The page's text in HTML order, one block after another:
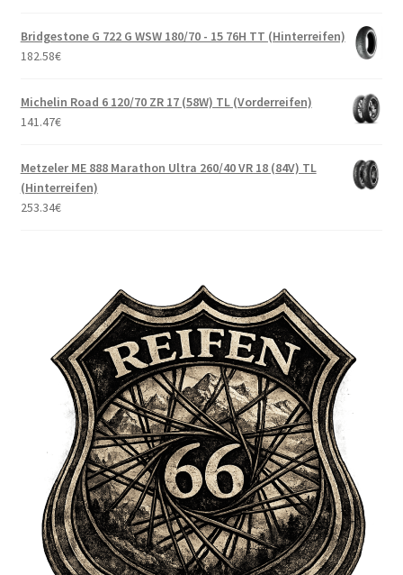
Bridgestone G 722 G WSW 180/70 - 15 76H TT (Hinterreifen)
182.58€
Michelin Road 6 120/70 ZR 17 (58W) TL (Vorderreifen)
141.47€
Metzeler ME 888 Marathon Ultra 260/40 VR 18 (84V) TL
(Hinterreifen)
253.34€